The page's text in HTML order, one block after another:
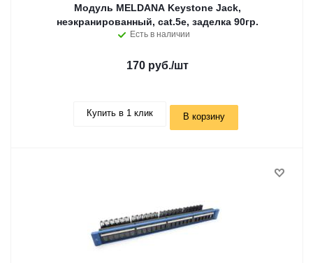
Модуль MELDANA Keystone Jack,
неэкранированный, cat.5e, заделка 90гр.
Есть в наличии
170 руб./шт
Купить в 1 клик В корзину